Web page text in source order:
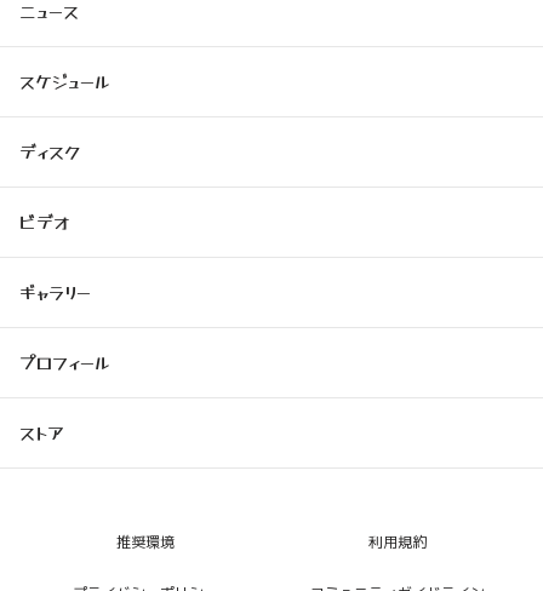
ニュース
スケジュール
ディスク
ビデオ
ギャラリー
プロフィール
ストア
推奨環境 利用規約